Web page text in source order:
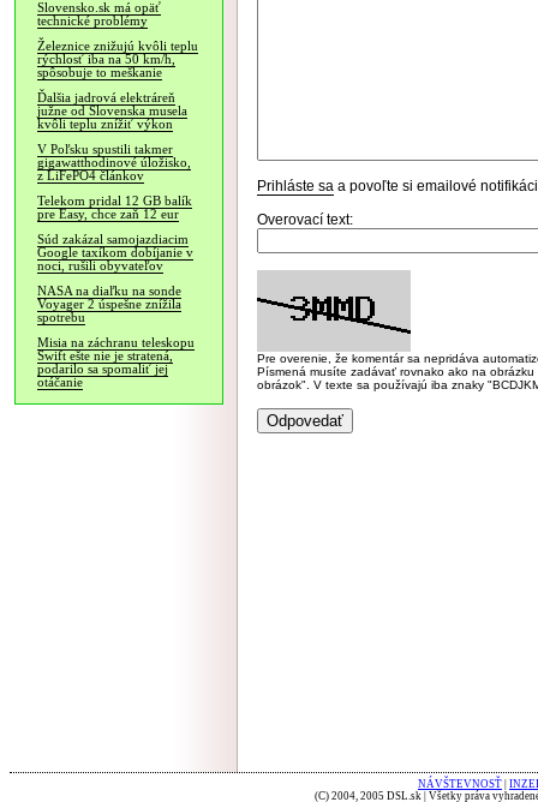
Slovensko.sk má opäť
technické problémy
Železnice znižujú kvôli teplu
rýchlosť iba na 50 km/h,
spôsobuje to meškanie
Ďalšia jadrová elektráreň
južne od Slovenska musela
kvôli teplu znížiť výkon
V Poľsku spustili takmer
gigawatthodinové úložisko,
z LiFePO4 článkov
Telekom pridal 12 GB balík
pre Easy, chce zaň 12 eur
Súd zakázal samojazdiacim
Google taxíkom dobíjanie v
noci, rušili obyvateľov
NASA na diaľku na sonde
Voyager 2 úspešne znížila
spotrebu
Misia na záchranu teleskopu
Swift ešte nie je stratená,
podarilo sa spomaliť jej
otáčanie
Prihláste sa a povoľte si emailové
Overovací text:
Pre overenie, že komentár sa nepridáva
Písmená musíte zadávať rovnako ako na
obrázok". V texte sa používajú iba znaky
NÁVŠTEVNOSŤ
(C) 2004, 2005 DSL.sk | Všetky práva